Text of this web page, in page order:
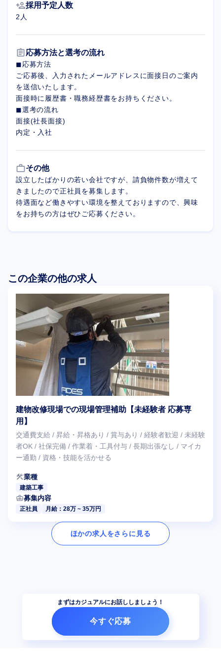
person_add採用予定人数
2人
assignment応募方法と選考の流れ
◼︎︎応募方法
ご応募後、入力されたメールアドレスに面接日のご案内
を送信いたします。
面接時に履歴書・職務経歴書をお持ちください。
◼︎︎選考の流れ
面接(社長面接)
内定・入社
work_outlineその他
設立したばかりの若い会社ですが、請負物件数が増えて
きましたので正社員を募集します。
待遇面など働きやすい環境を整えておりますので、興味
をお持ちの方はぜひご応募ください。
この企業の他の求人
建物改修現場での現場管理補助【未経験者 応募専
用】
交通費支給 / 昇給・昇格あり / 賞与あり / 経験者歓迎 / 未経験
者OK / 社保完備 / 作業着・工具付与 / 長期出張なし / マイカ
ー通勤 / 資格・技能を活かせる
construction業種
建築工事
business_center募集内容
正社員 月給：28万 ~ 35万円
ほかの求人をさらに見る
まずはカジュアルにお話ししましょう！
今すぐ応募